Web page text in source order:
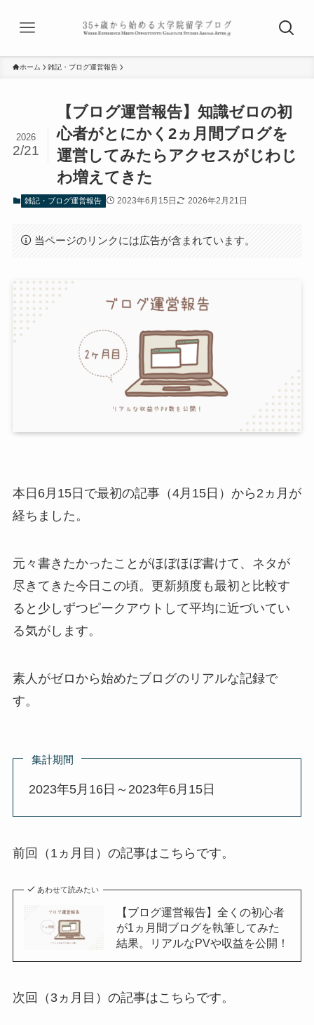
ホーム 雑記・ブログ運営報告
【ブログ運営報告】知識ゼロの初
心者がとにかく2ヵ月間ブログを
運営してみたらアクセスがじわじ
わ増えてきた
2026
2/21
雑記・ブログ運営報告 2023年6月15日 2026年2月21日
当ページのリンクには広告が含まれています。
本日6月15日で最初の記事（4月15日）から2ヵ月が
経ちました。
元々書きたかったことがほぼほぼ書けて、ネタが
尽きてきた今日この頃。更新頻度も最初と比較す
ると少しずつピークアウトして平均に近づいてい
る気がします。
素人がゼロから始めたブログのリアルな記録で
す。
集計期間
2023年5月16日～2023年6月15日
前回（1ヵ月目）の記事はこちらです。
あわせて読みたい
【ブログ運営報告】全くの初心者
が1ヵ月間ブログを執筆してみた
結果。リアルなPVや収益を公開！
次回（3ヵ月目）の記事はこちらです。